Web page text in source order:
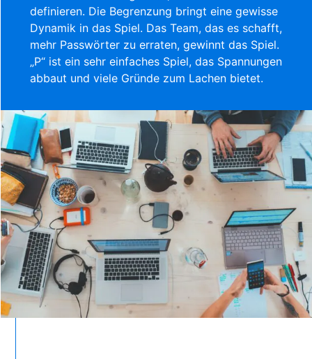
definieren. Die Begrenzung bringt eine gewisse
Dynamik in das Spiel. Das Team, das es schafft,
mehr Passwörter zu erraten, gewinnt das Spiel.
„P“ ist ein sehr einfaches Spiel, das Spannungen
abbaut und viele Gründe zum Lachen bietet.